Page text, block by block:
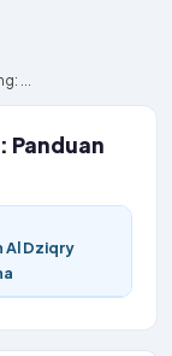
...
Panduan
Al Dziqry